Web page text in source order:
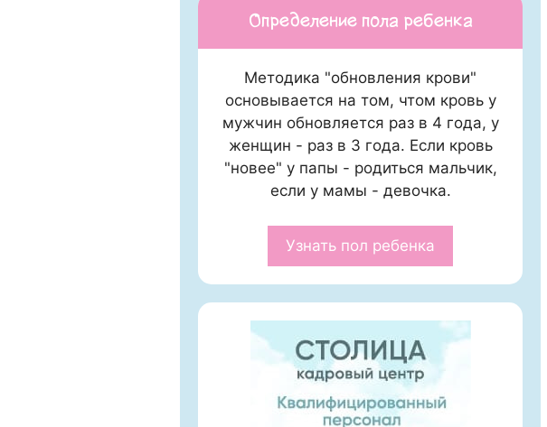
Определение пола ребенка
Методика "обновления крови"
основывается на том, чтом кровь у
мужчин обновляется раз в 4 года, у
женщин - раз в 3 года. Если кровь
"новее" у папы - родиться мальчик,
если у мамы - девочка.
Узнать пол ребенка